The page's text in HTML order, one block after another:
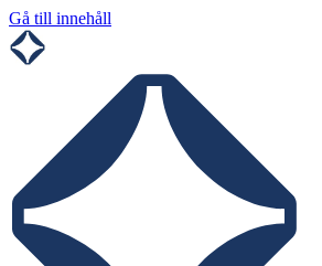
Gå till innehåll